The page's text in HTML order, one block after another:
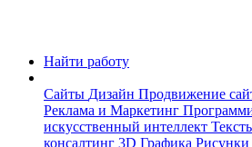
Найти работу
Сайты Дизайн Продвижение
Реклама и Маркетинг
искусственный интеллект
консалтинг 3D Графика